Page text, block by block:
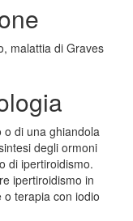
malattia di Graves
o di una ghiandola
degli ormoni
di ipertiroidismo.
ipertiroidismo in
terapia con iodio